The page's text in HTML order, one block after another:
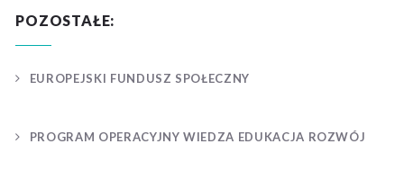
POZOSTAŁE:
EUROPEJSKI FUNDUSZ SPOŁECZNY
PROGRAM OPERACYJNY WIEDZA EDUKACJA ROZWÓJ